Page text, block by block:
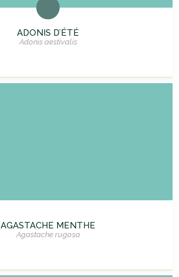
ADONIS D’ÉTÉ
Adonis aestivalis
AGASTACHE MENTHE
Agastache rugosa